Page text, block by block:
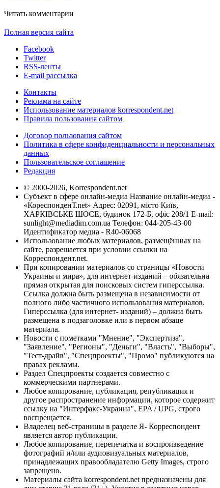
Читать комментарии
Полная версия сайта
Facebook
Twitter
RSS-ленты
E-mail рассылка
Контакты
Реклама на сайте
Использование материалов korrespondent.net
Правила пользования сайтом
Договор пользования сайтом
Политика в сфере конфиденциальности и персональных
данных
Пользовательское соглашение
Редакция
© 2000-2026, Korrespondent.net
Субъект в сфере онлайн-медиа Название онлайн-медиа -
«КореспонденТ.net» Адрес: 02091, місто Київ,
ХАРКІВСЬКЕ ШОСЕ, будинок 172-Б, офіс 208/1 E-mail:
sunlight@mediadim.com.ua Телефон: 044-205-43-00
Идентификатор медиа - R40-06068
Использование любых материалов, размещённых на
сайте, разрешается при условии ссылки на
Корреспондент.net.
При копировании материалов со страницы «Новости
Украины и мира», для интернет-изданий – обязательна
прямая открытая для поисковых систем гиперссылка.
Ссылка должна быть размещена в независимости от
полного либо частичного использования материалов.
Гиперссылка (для интернет- изданий) – должна быть
размещена в подзаголовке или в первом абзаце
материала.
Новости с пометками "Мнение", "Экспертиза",
"Заявление", "Регионы", "Деньги", "Власть", "Выборы",
"Тест-драйв", "Спецпроекты", "Промо" публикуются на
правах рекламы.
Раздел Спецпроекты создается совместно с
коммерческими партнерами.
Любое копирование, публикация, републикация и
другое распространение информации, которое содержит
ссылку на "Интерфакс-Украина", EPA / UPG, строго
воспрещается.
Владелец веб-страницы в разделе Я- Корреспондент
является автор публикации.
Любое копирование, перепечатка и воспроизведение
фотографий и/или аудиовизуальных материалов,
принадлежащих правообладателю Getty Images, строго
запрещено.
Материалы сайта korrespondent.net предназначены для